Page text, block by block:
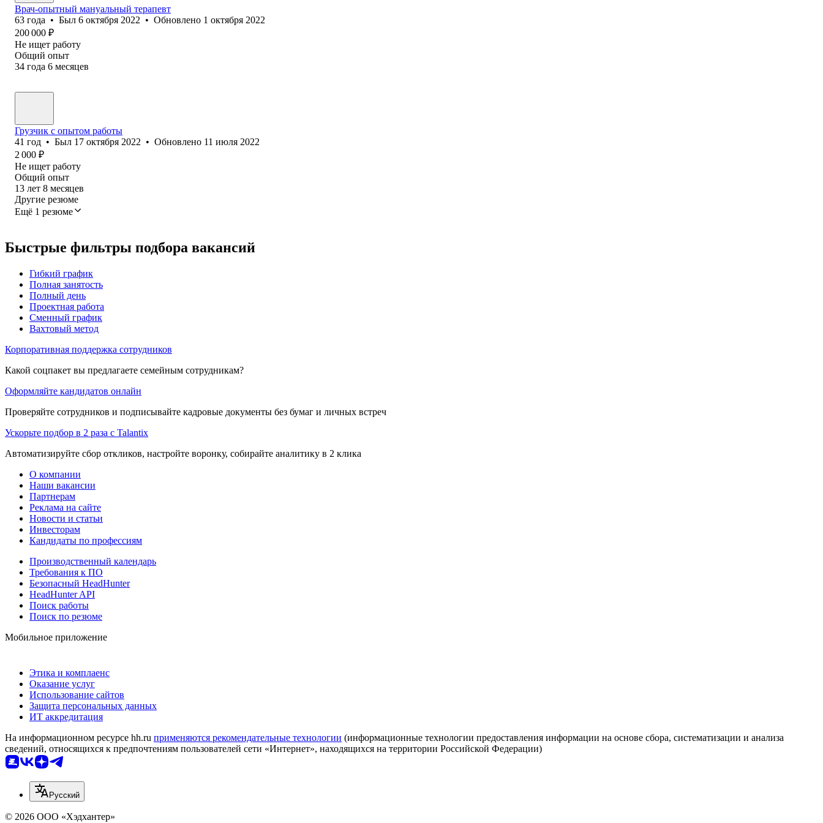
Врач-опытный мануальный терапевт
63 года • Был 6 октября 2022 • Обновлено 1 октября 2022
200 000 ₽
Не ищет работу
Общий опыт
34 года 6 месяцев
Грузчик с опытом работы
41 год • Был 17 октября 2022 • Обновлено 11 июля 2022
2 000 ₽
Не ищет работу
Общий опыт
13 лет 8 месяцев
Другие резюме
Ещё 1 резюме
Быстрые фильтры подбора вакансий
Гибкий график
Полная занятость
Полный день
Проектная работа
Сменный график
Вахтовый метод
Корпоративная поддержка сотрудников
Какой соцпакет вы предлагаете семейным сотрудникам?
Оформляйте кандидатов онлайн
Проверяйте сотрудников и подписывайте кадровые документы без бумаг и личных встреч
Ускорьте подбор в 2 раза с Talantix
Автоматизируйте сбор откликов, настройте воронку, собирайте аналитику в 2 клика
О компании
Наши вакансии
Партнерам
Реклама на сайте
Новости и статьи
Инвесторам
Кандидаты по профессиям
Производственный календарь
Требования к ПО
Безопасный HeadHunter
HeadHunter API
Поиск работы
Поиск по резюме
Мобильное приложение
Этика и комплаенс
Оказание услуг
Использование сайтов
Защита персональных данных
ИТ аккредитация
На информационном ресурсе hh.ru применяются рекомендательные технологии (информационные технологии предоставления информации на основе сбора, систематизации и анализа
сведений, относящихся к предпочтениям пользователей сети «Интернет», находящихся на территории Российской Федерации)
Русский
© 2026 ООО «Хэдхантер»